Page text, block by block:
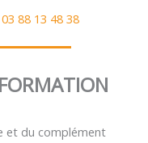
88 13 48 38
et du complément